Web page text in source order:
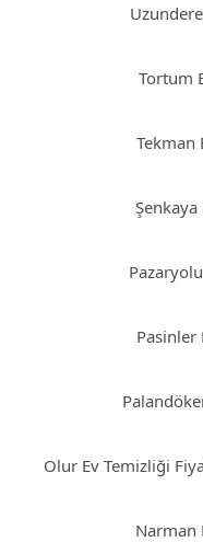
Tortum
Tekman
Şenkaya
Pasinler
Olur Ev Temizliği
Narman